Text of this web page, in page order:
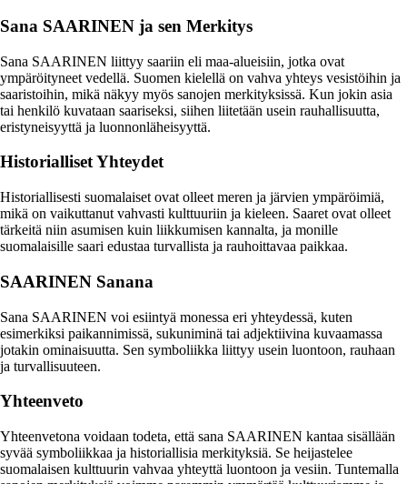
Sana SAARINEN ja sen Merkitys
Sana SAARINEN liittyy saariin eli maa-alueisiin, jotka ovat
ympäröityneet vedellä. Suomen kielellä on vahva yhteys vesistöihin ja
saaristoihin, mikä näkyy myös sanojen merkityksissä. Kun jokin asia
tai henkilö kuvataan saariseksi, siihen liitetään usein rauhallisuutta,
eristyneisyyttä ja luonnonläheisyyttä.
Historialliset Yhteydet
Historiallisesti suomalaiset ovat olleet meren ja järvien ympäröimiä,
mikä on vaikuttanut vahvasti kulttuuriin ja kieleen. Saaret ovat olleet
tärkeitä niin asumisen kuin liikkumisen kannalta, ja monille
suomalaisille saari edustaa turvallista ja rauhoittavaa paikkaa.
SAARINEN Sanana
Sana SAARINEN voi esiintyä monessa eri yhteydessä, kuten
esimerkiksi paikannimissä, sukuniminä tai adjektiivina kuvaamassa
jotakin ominaisuutta. Sen symboliikka liittyy usein luontoon, rauhaan
ja turvallisuuteen.
Yhteenveto
Yhteenvetona voidaan todeta, että sana SAARINEN kantaa sisällään
syvää symboliikkaa ja historiallisia merkityksiä. Se heijastelee
suomalaisen kulttuurin vahvaa yhteyttä luontoon ja vesiin. Tuntemalla